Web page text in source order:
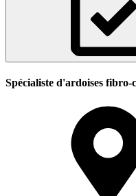
Spécialiste d'ardoises